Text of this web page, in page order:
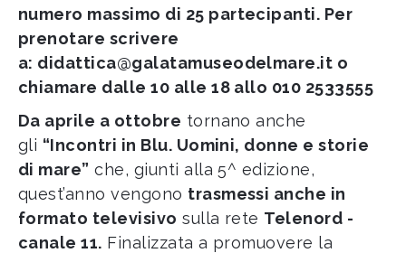
numero massimo di 25 partecipanti. Per
prenotare scrivere
a: didattica@galatamuseodelmare.it o
chiamare dalle 10 alle 18 allo 010 2533555
Da aprile a ottobre tornano anche
gli “Incontri in Blu. Uomini, donne e storie
di mare” che, giunti alla 5^ edizione,
quest’anno vengono trasmessi anche in
formato televisivo sulla rete Telenord -
canale 11. Finalizzata a promuovere la